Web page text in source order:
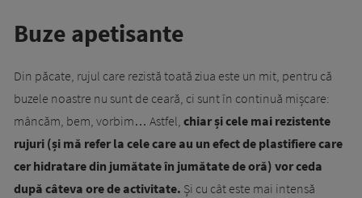
Buze apetisante
Din păcate, rujul care rezistă toată ziua este un mit, pentru că
buzele noastre nu sunt de ceară, ci sunt în continuă mișcare:
mâncăm, bem, vorbim… Astfel, chiar și cele mai rezistente
rujuri (și mă refer la cele care au un efect de plastifiere care
cer hidratare din jumătate în jumătate de oră) vor ceda
după câteva ore de activitate. Și cu cât este mai intensă